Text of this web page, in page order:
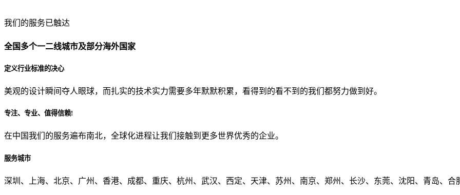
贵公司预算范围是？
贵公司的团队规模是？
从哪里了解到我们？
我们的服务已触达
全国多个一二线城市及部分海外国家
定义行业标准的决心
美观的设计瞬间夺人眼球，而扎实的技术实力需要多年默默积累，看得到的看不到的我们都努力做到好。
专注、专业、值得信赖!
在中国我们的服务遍布南北，全球化进程让我们接触到更多世界优秀的企业。
服务城市
深圳、上海、北京、广州、香港、成都、重庆、杭州、武汉、西定、天津、苏州、南京、郑州、长沙、东莞、沈阳、青岛、合